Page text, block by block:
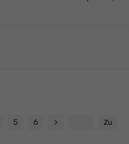
5 6 > Zu